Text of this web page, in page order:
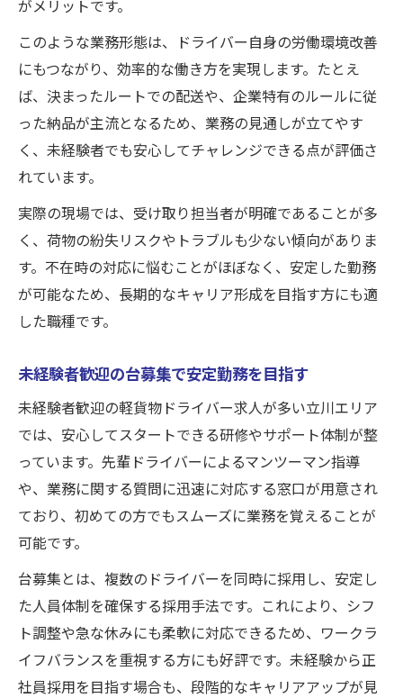
がメリットです。
このような業務形態は、ドライバー自身の労働環境改善
にもつながり、効率的な働き方を実現します。たとえ
ば、決まったルートでの配送や、企業特有のルールに従
った納品が主流となるため、業務の見通しが立てやす
く、未経験者でも安心してチャレンジできる点が評価さ
れています。
実際の現場では、受け取り担当者が明確であることが多
く、荷物の紛失リスクやトラブルも少ない傾向がありま
す。不在時の対応に悩むことがほぼなく、安定した勤務
が可能なため、長期的なキャリア形成を目指す方にも適
した職種です。
未経験者歓迎の台募集で安定勤務を目指す
未経験者歓迎の軽貨物ドライバー求人が多い立川エリア
では、安心してスタートできる研修やサポート体制が整
っています。先輩ドライバーによるマンツーマン指導
や、業務に関する質問に迅速に対応する窓口が用意され
ており、初めての方でもスムーズに業務を覚えることが
可能です。
台募集とは、複数のドライバーを同時に採用し、安定し
た人員体制を確保する採用手法です。これにより、シフ
ト調整や急な休みにも柔軟に対応できるため、ワークラ
イフバランスを重視する方にも好評です。未経験から正
社員採用を目指す場合も、段階的なキャリアアップが見